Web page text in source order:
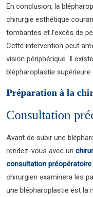
En conclusion, la
chirurgie esthétique
tombantes et l’excès de
Cette intervention peut
vision périphérique. Il
blépharoplastie
Préparation à la
Consultation
Avant de subir une
rendez-vous avec un
consultation préopératoire
chirurgien examinera les
une blépharoplastie est la